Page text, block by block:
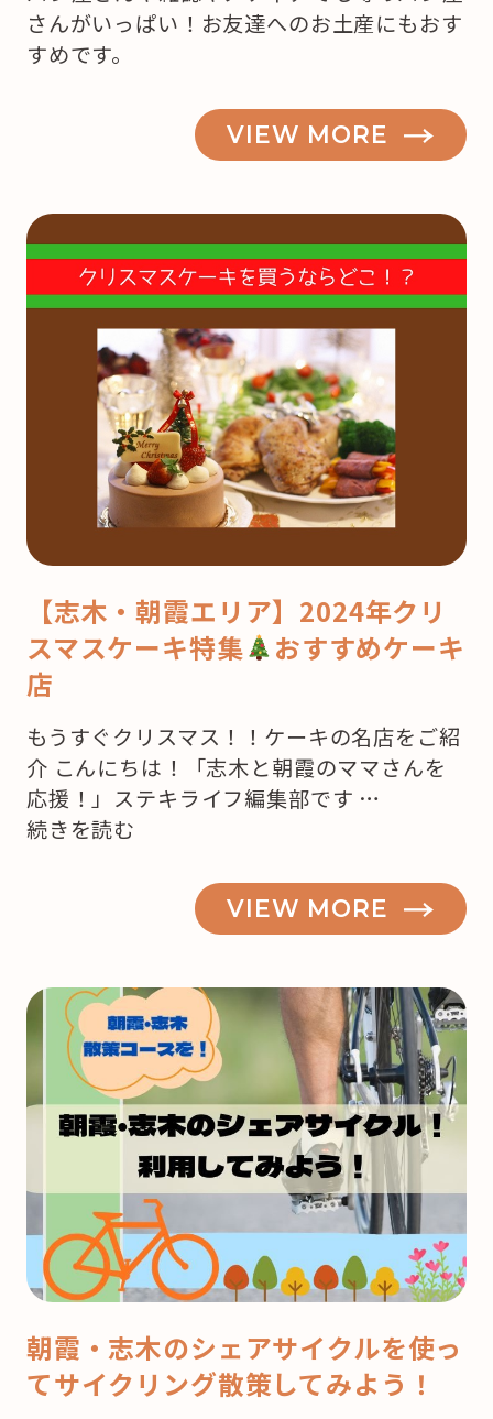
さんがいっぱい！お友達へのお土産にもおす
すめです。
VIEW MORE
【志木・朝霞エリア】2024年クリ
スマスケーキ特集
おすすめケーキ
店
もうすぐクリスマス！！ケーキの名店をご紹
介 こんにちは！「志木と朝霞のママさんを
応援！」ステキライフ編集部です …
“【志
う
来
月
ク
マ
ス！
ど
こ
ケ
ー
続きを読む
VIEW MORE
朝霞・志木のシェアサイクルを使っ
てサイクリング散策してみよう！